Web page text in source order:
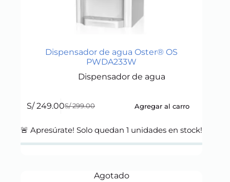
Dispensador de agua Oster® OS
PWDA233W
Dispensador de agua
S/299.00
Original
was:
S/249.00Current
is:
Agregar al carro
🚨 Apresúrate! Solo quedan1 unidades en stock!
Agotado